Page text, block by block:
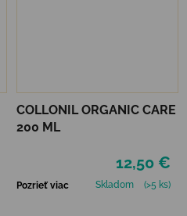
COLLONIL ORGANIC CARE
200 ML
12,50 €
Pozrieť viac Skladom (>5 ks)